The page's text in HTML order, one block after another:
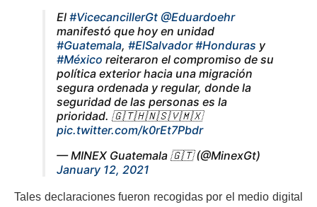
El #VicecancillerGt @Eduardoehr
manifestó que hoy en unidad
#Guatemala, #ElSalvador #Honduras y
#México reiteraron el compromiso de su
política exterior hacia una migración
segura ordenada y regular, donde la
seguridad de las personas es la
prioridad. 🇬🇹🇭🇳🇸🇻🇲🇽
pic.twitter.com/k0rEt7Pbdr
— MINEX Guatemala 🇬🇹 (@MinexGt)
January 12, 2021
Tales declaraciones fueron recogidas por el medio digital